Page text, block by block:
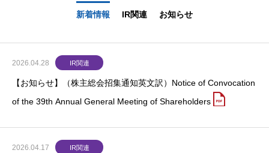
新着情報 IR関連 お知らせ
2026.04.28 IR関連
【お知らせ】（株主総会招集通知英文訳）Notice of Convocation
of the 39th Annual General Meeting of Shareholders
2026.04.17 IR関連